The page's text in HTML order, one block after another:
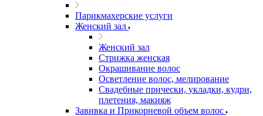
Парикмахерские услуги
Женский зал
Женский зал
Стрижка женская
Окрашивание волос
Осветление волос, мелирование
Свадебные прически, укладки, кудри,
плетения, макияж
Завивка и Прикорневой объем волос